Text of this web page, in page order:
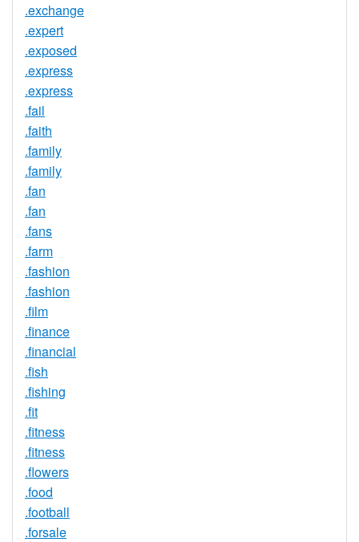
.exchange
.expert
.exposed
.express
.express
.fail
.faith
.family
.family
.fan
.fan
.fans
.farm
.fashion
.fashion
.film
.finance
.financial
.fish
.fishing
.fit
.fitness
.fitness
.flowers
.food
.football
.forsale